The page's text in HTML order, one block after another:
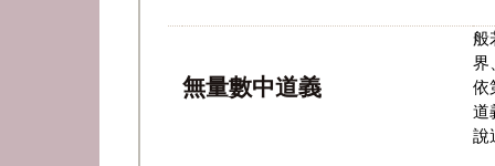
無量數中道義
般
界
依
道
說